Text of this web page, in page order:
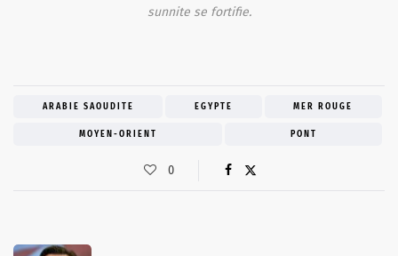
sunnite se fortifie.
ARABIE SAOUDITE EGYPTE MER ROUGE
MOYEN-ORIENT PONT
0